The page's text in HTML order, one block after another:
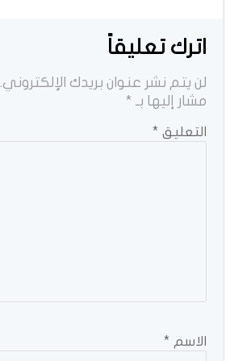
اترك تعليقاً
لن يتم نشر عنوان بريدك الإلكتروني.
مشار إليها بـ *
التعليق *
الاسم *